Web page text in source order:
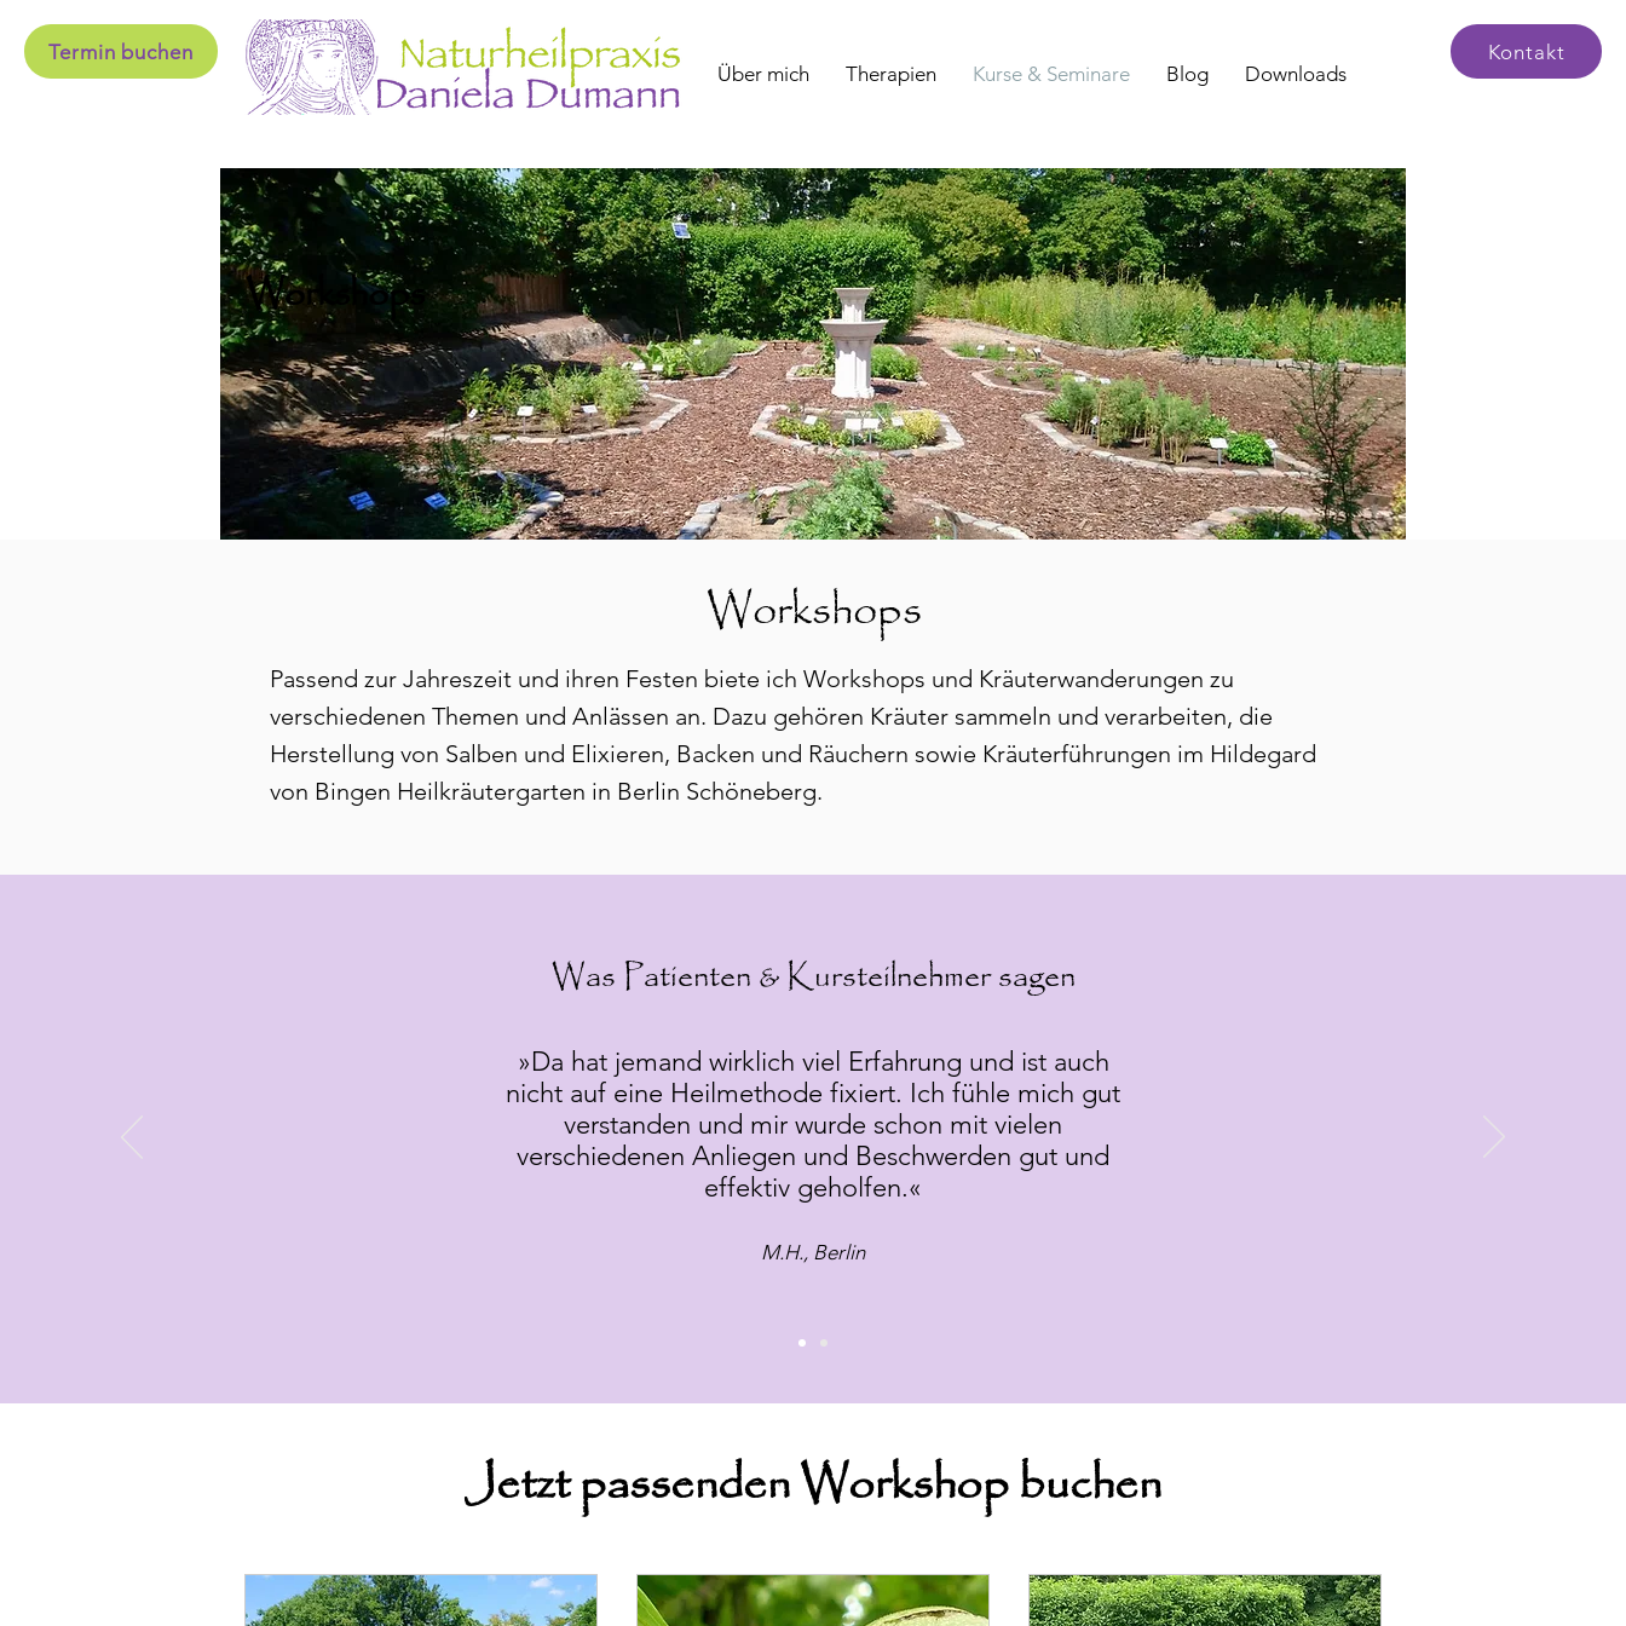
Termin buchen
Kontakt
Über mich
Therapien Kurse & Seminare Blog Downloads
Workshops
Workshops
Passend zur Jahreszeit und ihren Festen biete ich Workshops und Kräuterwanderungen zu
verschiedenen Themen und Anlässen an. Dazu gehören Kräuter sammeln und verarbeiten, die
Herstellung von Salben und Elixieren, Backen und Räuchern sowie Kräuterführungen im Hildegard
von Bingen Heilkräutergarten in Berlin Schöneberg.
Was Patienten & Kursteilnehmer sagen
»Da hat jemand wirklich viel Erfahrung und ist auch
nicht auf eine Heilmethode fixiert. Ich fühle mich gut
verstanden und mir wurde schon mit vielen
verschiedenen Anliegen und Beschwerden gut und
effektiv geholfen.«
M.H., Berlin
Jetzt passenden Workshop buchen